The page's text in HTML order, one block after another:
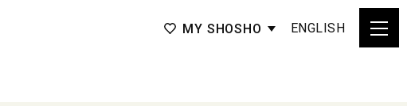
MY SHOSHO ENGLISH